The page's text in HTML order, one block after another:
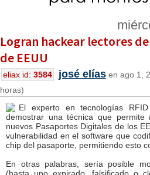
Logran hackear lectores
de EEUU
eliax id: 3584 josé elías en ago 1,
horas)
El experto en tecnologías
demostrar una técnica que permite
nuevos Pasaportes Digitales de los
vulnerabilidad en el software que
chip del pasaporte, permitiendo esto
En otras palabras, sería posible